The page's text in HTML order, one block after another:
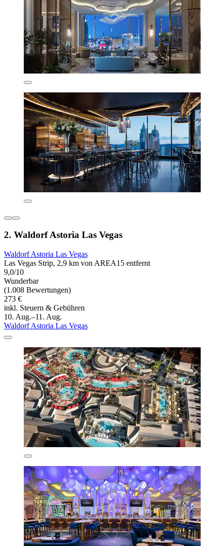
2. Waldorf Astoria Las Vegas
Waldorf Astoria Las Vegas
Las Vegas Strip, 2,9 km von AREA15 entfernt
9,0/10
Wunderbar
(1.008 Bewertungen)
273 €
inkl. Steuern & Gebühren
10. Aug.–11. Aug.
Waldorf Astoria Las Vegas